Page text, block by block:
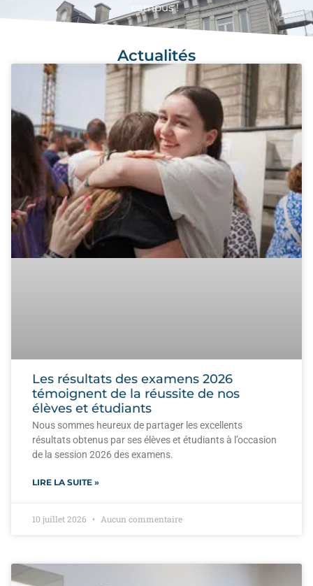
campus !
Actualités
Les résultats des examens 2026
témoignent de la réussite de nos
élèves et étudiants
Nous sommes heureux de partager les excellents
résultats obtenus par ses élèves et étudiants à l’occasion
de la session 2026 des examens.
LIRE LA SUITE »
10 juillet 2026 Aucun commentaire